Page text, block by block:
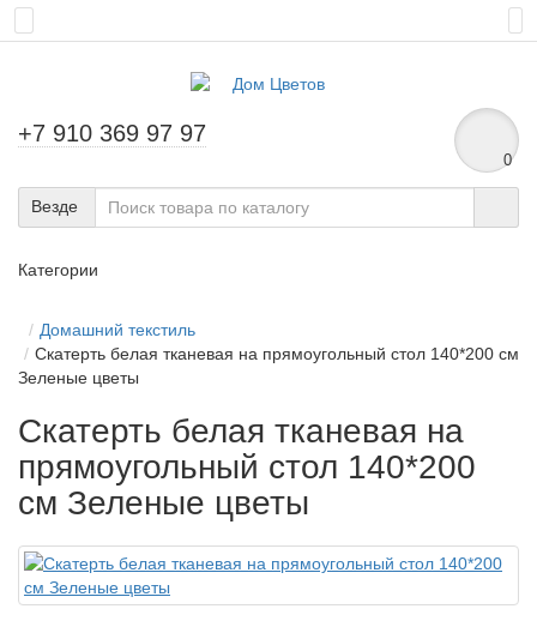
+7 910 369 97 97
0
Везде
Категории
Домашний текстиль
Скатерть белая тканевая на прямоугольный стол 140*200 см
Зеленые цветы
Скатерть белая тканевая на
прямоугольный стол 140*200
см Зеленые цветы